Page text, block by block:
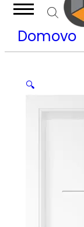
Domovo
🔍